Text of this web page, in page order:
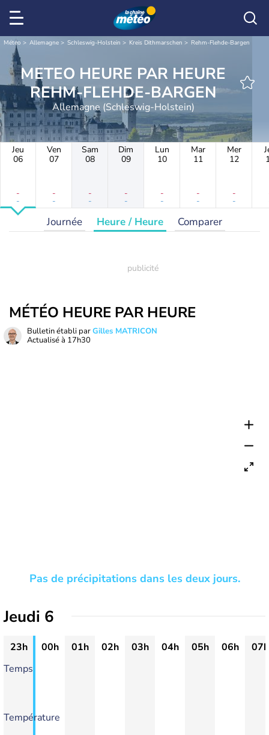
Météo Allemagne Schleswig-Holstein Kreis Dithmarschen Rehm-Flehde-Bargen
METEO HEURE PAR HEURE
REHM-FLEHDE-BARGEN
Allemagne (Schleswig-Holstein)
Jeu
06
-
-
Ven
07
-
-
Sam
08
-
-
Dim
09
-
-
Lun
10
-
-
Mar
11
-
-
Mer
12
-
-
Journée Heure / Heure Comparer
MÉTÉO HEURE PAR HEURE
Bulletin établi parGilles MATRICON
Actualisé à 17h30
Pas de précipitations dans les deux jours.
Jeudi 6
23h 00h 01h 02h 03h 04h 05h 06h
07h
Temps
Température